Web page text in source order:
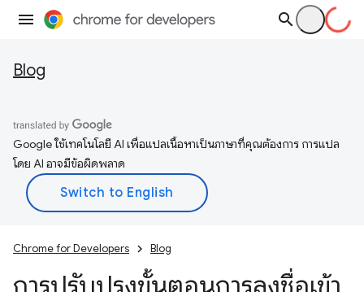
Blog
Google ใช้เทคโนโลยี AI เพื่อแปลเนื้อหาเป็นภาษาที่คุณต้องการ การแปล
โดย AI อาจมีข้อผิดพลาด
Chrome for Developers Blog
การปรับปรุงขั้นตอนการลงชื่อเข้า